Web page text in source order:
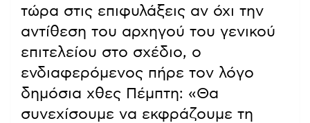
τώρα στις επιφυλάξεις αν όχι την
αντίθεση του αρχηγού του γενικού
επιτελείου στο σχέδιο, ο
ενδιαφερόμενος πήρε τον λόγο
δημόσια χθες Πέμπτη: «Θα
συνεχίσουμε να εκφράζουμε τη